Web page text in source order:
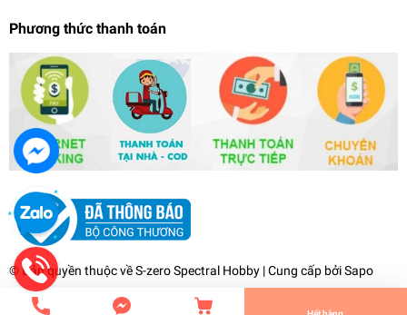
Phương thức thanh toán
© Bản quyền thuộc vềS-zero Spectral Hobby | Cung cấp bởiSapo
Mô hình lắp ráp Cross Frame Girl Dark Magician
1.559.000₫
undefined
Tiến Hành Thanh Toán